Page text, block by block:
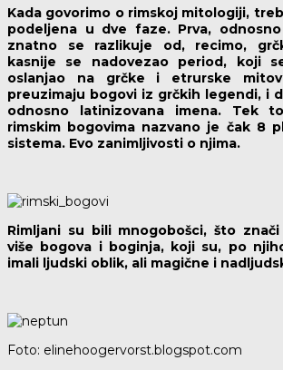
Kada govorimo o rimskoj mitologiji,
podeljena u dve faze. Prva,
znatno se razlikuje od, recimo,
kasnije se nadovezao period, koji
oslanjao na grčke i etrurske
preuzimaju bogovi iz grčkih legendi, i
odnosno latinizovana imena. Tek
rimskim bogovima nazvano je čak 8
sistema. Evo zanimljivosti o njima.
Rimljani su bili mnogobošci, što
više bogova i boginja, koji su, po
imali ljudski oblik, ali magične i
Foto: elinehoogervorst.blogspot.com